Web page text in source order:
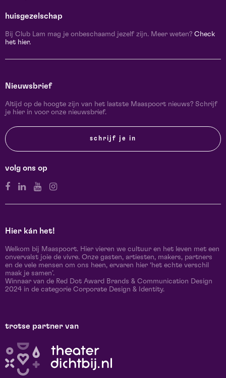
huisgezelschap
Bij Club Lam mag je onbeschaamd jezelf zijn. Meer weten? Check
het hier.
Nieuwsbrief
Altijd op de hoogte zijn van het laatste Maaspoort nieuws? Schrijf
je hier in voor onze nieuwsbrief.
schrijf je in
volg ons op
Hier kán het!
Welkom bij Maaspoort. Hier vieren we cultuur en het leven met een
onvervalst joie de vivre. Onze gasten, artiesten, makers, partners
en de vele mensen om ons heen, ervaren hier ‘het echte verschil
maak je samen’.
Winnaar van de Red Dot Award Brands & Communication Design
2024 in de categorie Corporate Design & Identity.
trotse partner van